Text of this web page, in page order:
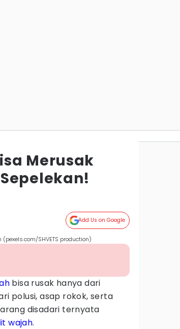
Merusak
Add Us on Google
SHVETS production)
bisa rusak hanya dari
polusi, asap rokok, serta
disadari ternyata
wajah.